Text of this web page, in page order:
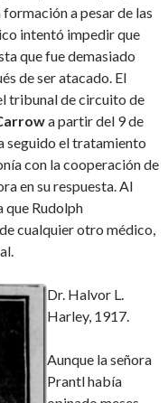
a pesar de las
intentó impedir que
que fue demasiado
de ser atacado. El
tribunal de circuito de
a partir del 9 de
seguido el tratamiento
con la cooperación de
en su respuesta. Al
que Rudolph
cualquier otro médico,
Dr. Halvor L.
Harley, 1917.
Aunque la señora
Prantl había